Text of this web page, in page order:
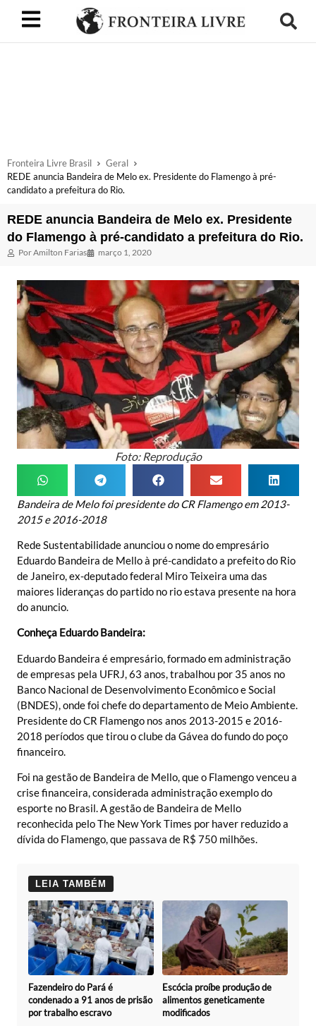
Fronteira Livre Brasil
Geral
REDE anuncia Bandeira de Melo ex. Presidente do Flamengo à pré-
candidato a prefeitura do Rio.
REDE anuncia Bandeira de Melo ex. Presidente
do Flamengo à pré-candidato a prefeitura do Rio.
PorAmilton Farias março 1, 2020
Foto: Reprodução
Bandeira de Melo foi presidente do CR Flamengo em 2013-
2015 e 2016-2018
Rede Sustentabilidade anunciou o nome do empresário
Eduardo Bandeira de Mello à pré-candidato a prefeito do Rio
de Janeiro, ex-deputado federal Miro Teixeira uma das
maiores lideranças do partido no rio estava presente na hora
do anuncio.
Conheça Eduardo Bandeira:
Eduardo Bandeira é empresário, formado em administração
de empresas pela UFRJ, 63 anos, trabalhou por 35 anos no
Banco Nacional de Desenvolvimento Econômico e Social
(BNDES), onde foi chefe do departamento de Meio Ambiente.
Presidente do CR Flamengo nos anos 2013-2015 e 2016-
2018 períodos que tirou o clube da Gávea do fundo do poço
financeiro.
Foi na gestão de Bandeira de Mello, que o Flamengo venceu a
crise financeira, considerada administração exemplo do
esporte no Brasil. A gestão de Bandeira de Mello
reconhecida pelo The New York Times por haver reduzido a
dívida do Flamengo, que passava de R$ 750 milhões.
LEIA TAMBÉM
Fazendeiro do Pará é
condenado a 91 anos de prisão
por trabalho escravo
Escócia proíbe produção de
alimentos geneticamente
modificados